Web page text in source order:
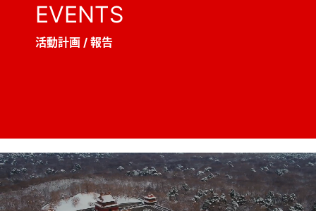
EVENTS
活動計画 / 報告